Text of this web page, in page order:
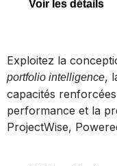
Voir les détails
ProjectWise
Exploitez la
portfolio intelligence,
capacités
performance et la
ProjectWise,